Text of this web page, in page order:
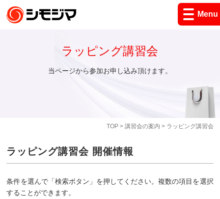
Menu
TOP> 講習会の案内 > ラッピング講習会
ラッピング講習会
当ページから参加お申し込み頂けます。
ラッピング講習会 開催情報
条件を選んで「検索ボタン」を押してください。複数の項目を選択
することができます。